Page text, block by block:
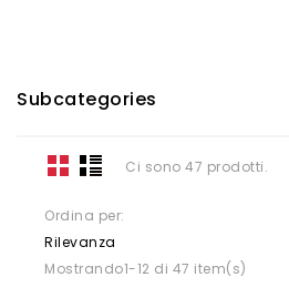
Subcategories
Ci sono 47 prodotti.
Ordina per:
Rilevanza
Mostrando1-12 di 47 item(s)